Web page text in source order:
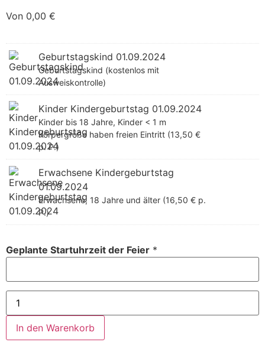
Von 0,00 €
Geburtstagskind 01.09.2024
Geburtstagskind (kostenlos mit
Ausweiskontrolle)
Kinder Kindergeburtstag 01.09.2024
Kinder bis 18 Jahre, Kinder < 1 m
Körpergröße haben freien Eintritt (13,50 €
p. P.)
Erwachsene Kindergeburtstag
01.09.2024
Erwachsene, 18 Jahre und älter (16,50 € p.
P.)
Geplante Startuhrzeit der Feier *
In den Warenkorb